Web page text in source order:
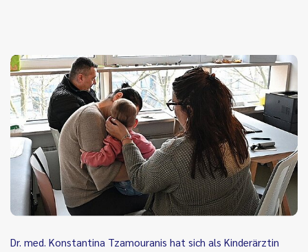
Dr. med. Konstantina Tzamouranis hat sich als Kinderärztin